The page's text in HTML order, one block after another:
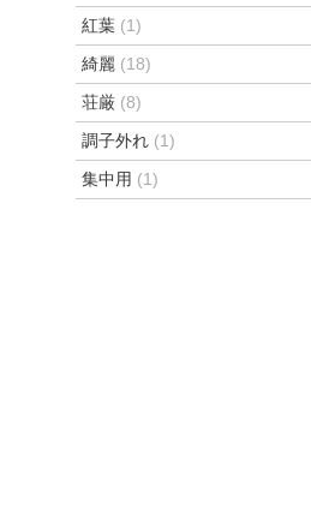
紅葉 (1)
綺麗 (18)
荘厳 (8)
調子外れ (1)
集中用 (1)